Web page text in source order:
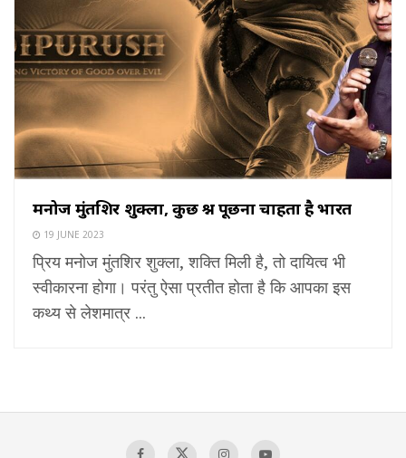
मनोज मुंतशिर शुक्ला, कुछ प्रश्न पूछना चाहता है भारत
19 JUNE 2023
प्रिय मनोज मुंतशिर शुक्ला, शक्ति मिली है, तो दायित्व भी
स्वीकारना होगा। परंतु ऐसा प्रतीत होता है कि आपका इस
कथ्य से लेशमात्र ...